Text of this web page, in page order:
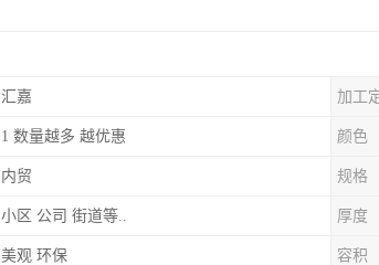
汇嘉 加工
1 数量越多 越优惠 颜色
内贸 规格
小区 公司 街道等.. 厚度
美观 环保 容积